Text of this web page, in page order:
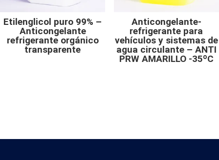
Etilenglicol puro 99% –
Anticongelante
refrigerante orgánico
transparente
Anticongelante-
refrigerante para
vehículos y sistemas de
agua circulante – ANTI
PRW AMARILLO -35ºC